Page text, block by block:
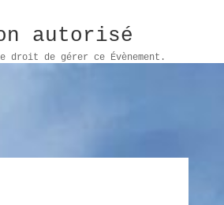
autorisé
droit de gérer ce Évènement.